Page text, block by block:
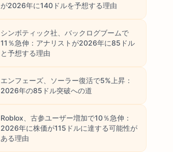
が2026年に140ドルを予想する理由
シンボティック社、バックログブームで
11％急伸：アナリストが2026年に85ドル
と予想する理由
エンフェーズ、ソーラー復活で5%上昇：
2026年の85ドル突破への道
Roblox、古参ユーザー増加で10％急伸：
2026年に株価が115ドルに達する可能性が
ある理由